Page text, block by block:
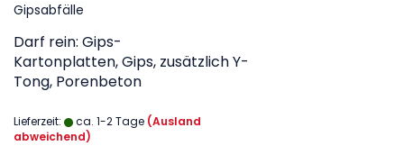
Gipsabfälle
Darf rein: Gips-
Kartonplatten, Gips, zusätzlich Y-
Tong, Porenbeton
Lieferzeit: ca. 1-2 Tage (Ausland
abweichend)